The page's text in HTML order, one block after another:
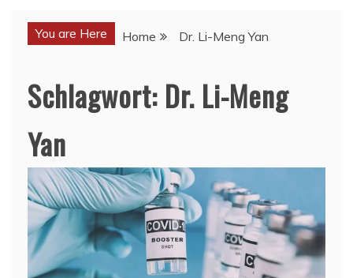
You are Here Home Dr. Li-Meng Yan
Schlagwort: Dr. Li-Meng
Yan